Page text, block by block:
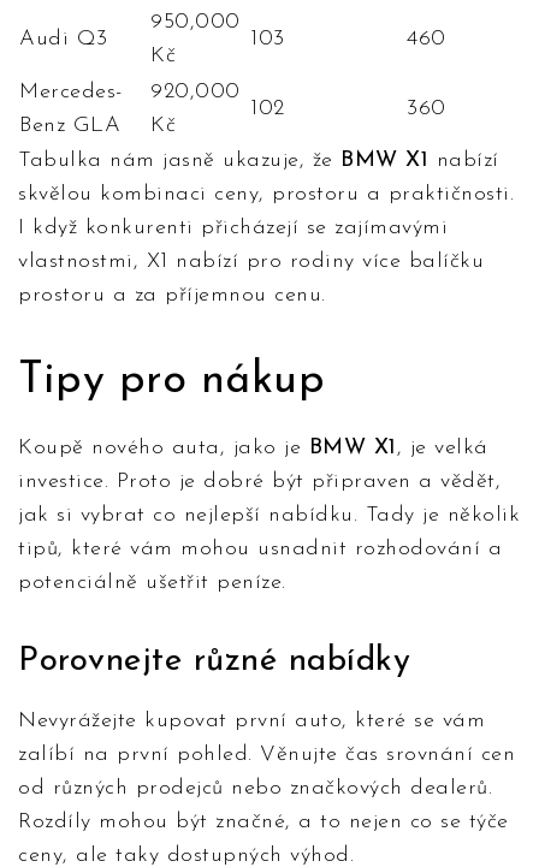
Audi Q3
950,000
Kč
103 460
Mercedes-
Benz GLA
920,000
Kč
102 360
Tabulka nám jasně ukazuje, že BMW X1 nabízí
skvělou kombinaci ceny, prostoru a praktičnosti.
I když konkurenti přicházejí se zajímavými
vlastnostmi, X1 nabízí pro rodiny více balíčku
prostoru a za příjemnou cenu.
Tipy pro nákup
Koupě nového auta, jako je BMW X1, je velká
investice. Proto je dobré být připraven a vědět,
jak si vybrat co nejlepší nabídku. Tady je několik
tipů, které vám mohou usnadnit rozhodování a
potenciálně ušetřit peníze.
Porovnejte různé nabídky
Nevyrážejte kupovat první auto, které se vám
zalíbí na první pohled. Věnujte čas srovnání cen
od různých prodejců nebo značkových dealerů.
Rozdíly mohou být značné, a to nejen co se týče
ceny, ale taky dostupných výhod.